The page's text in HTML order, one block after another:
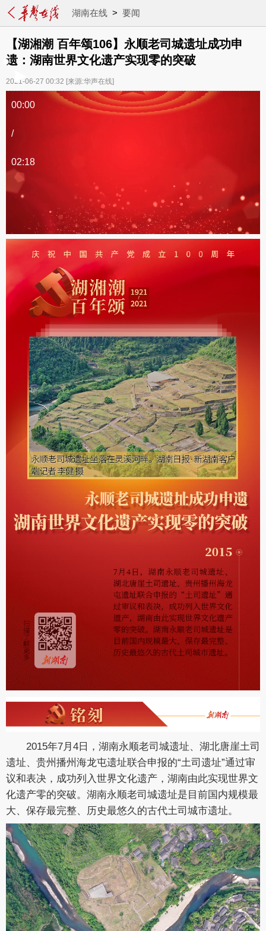
湖南在线> 要闻
【湖湘潮 百年颂106】永顺老司城遗址成功申
遗：湖南世界文化遗产实现零的突破
2021-06-27 00:32 [来源:华声在线]
00:00
/
02:18
2015年7月4日，湖南永顺老司城遗址、湖北唐崖土司
遗址、贵州播州海龙屯遗址联合申报的“土司遗址”通过审
议和表决，成功列入世界文化遗产，湖南由此实现世界文
化遗产零的突破。湖南永顺老司城遗址是目前国内规模最
大、保存最完整、历史最悠久的古代土司城市遗址。